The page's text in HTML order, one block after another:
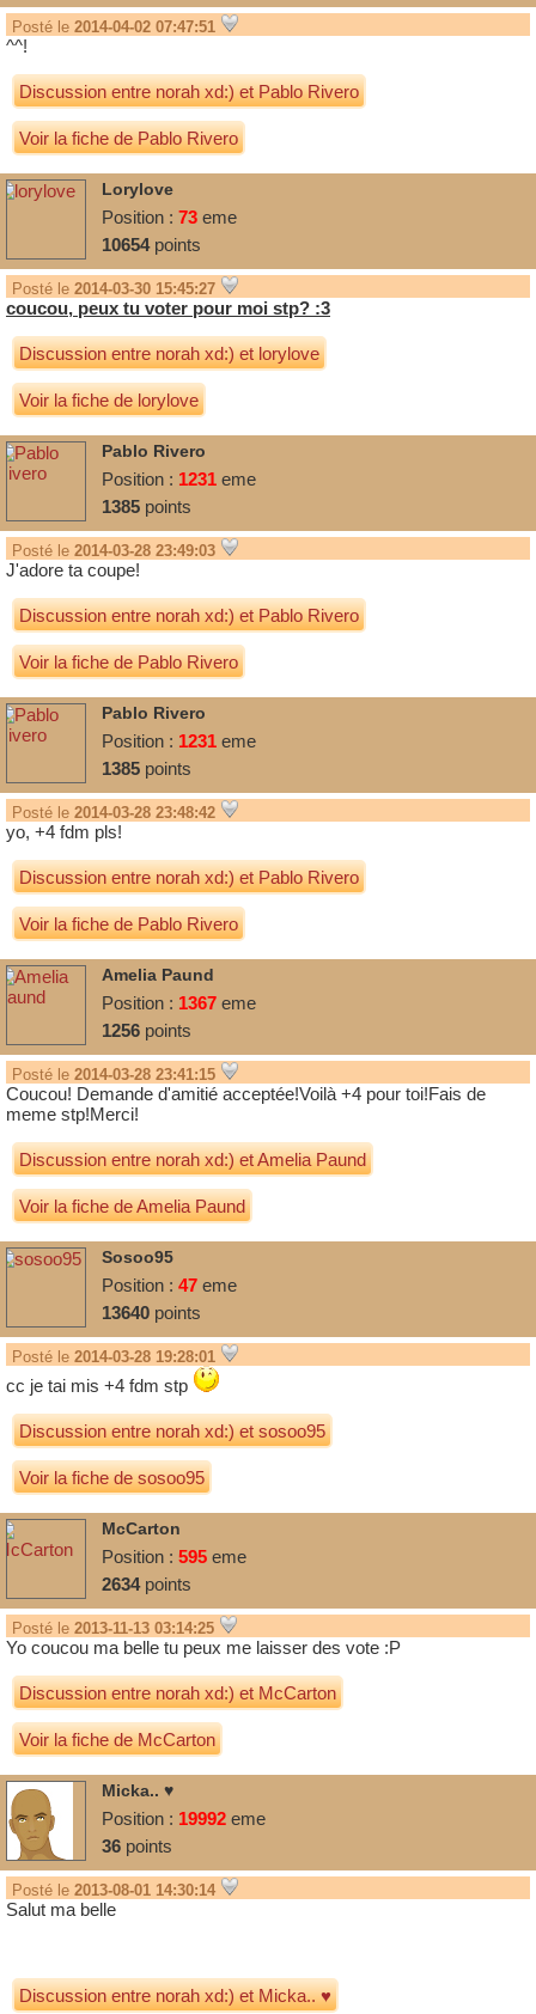
Posté le 2014-04-02 07:47:51
^^!
Discussion entrenorah xd:)etPablo Rivero
Voir la fiche de Pablo Rivero
Lorylove
Position : 73 eme
10654points
Posté le 2014-03-30 15:45:27
coucou, peux tu voter pour moi stp? :3
Discussion entrenorah xd:)etlorylove
Voir la fiche de lorylove
Pablo Rivero
Position : 1231 eme
1385 points
Posté le 2014-03-28 23:49:03
J'adore ta coupe!
Discussion entrenorah xd:)etPablo Rivero
Voir la fiche de Pablo Rivero
Pablo Rivero
Position : 1231 eme
1385 points
Posté le 2014-03-28 23:48:42
yo, +4 fdm pls!
Discussion entrenorah xd:)etPablo Rivero
Voir la fiche de Pablo Rivero
Amelia Paund
Position : 1367 eme
1256 points
Posté le 2014-03-28 23:41:15
Coucou! Demande d'amitié acceptée!Voilà +4 pour toi!Fais de
meme stp!Merci!
Discussion entrenorah xd:)etAmelia Paund
Voir la fiche de Amelia Paund
Sosoo95
Position : 47 eme
13640 points
Posté le 2014-03-28 19:28:01
cc je tai mis +4 fdm stp
Discussion entrenorah xd:)etsosoo95
Voir la fiche de sosoo95
McCarton
Position : 595 eme
2634points
Posté le 2013-11-13 03:14:25
Yo coucou ma belle tu peux me laisser des vote :P
Discussion entrenorah xd:)etMcCarton
Voir la fiche de McCarton
Micka.. ♥
Position : 19992 eme
36 points
Posté le 2013-08-01 14:30:14
Salut ma belle
Discussion entrenorah xd:)etMicka.. ♥